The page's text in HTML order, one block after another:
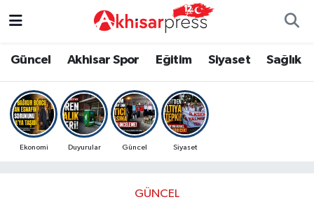
Güncel Akhisar Spor Eğitim Siyaset Sağlık
Ekonomi Duyurular Güncel Siyaset
GÜNCEL
Güncel
Akhisar Spor
Eğitim
Magazin
Kültür-Sanat
Duyurular
Güncel
Eğitim
Siyaset
Manisa Nöbetçi Eczaneler
Manisa Hava Durumu
Manisa Namaz Vakitleri
Süper Lig Puan Durumu ve Fikstür